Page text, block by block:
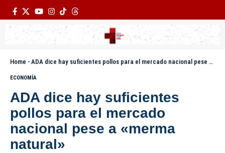
Home - ADA dice hay suficientes pollos para el mercado nacional pese a «merma natural»
ECONOMÍA
ADA dice hay suficientes
pollos para el mercado
nacional pese a «merma
natural»